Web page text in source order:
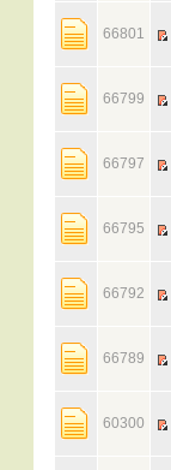
66801
66799
66797
66795
66792
66789
60300